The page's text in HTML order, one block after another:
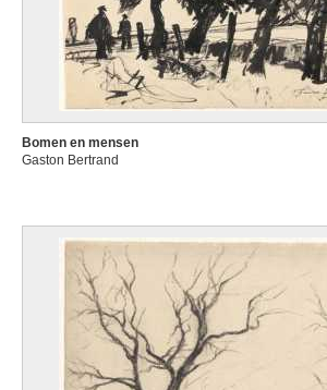
Bomen en mensen
Gaston Bertrand